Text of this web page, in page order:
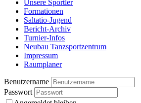
Unsere Sportler
Formationen
Saltatio-Jugend
Bericht-Archiv
Turnier-Infos
Neubau Tanzsportzentrum
Impressum
Raumplaner
Benutzername
Passwort